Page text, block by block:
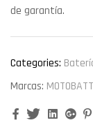
de garantía.
Categories:
Marcas: MOTOBATT
FacebookTwitterLinkedin